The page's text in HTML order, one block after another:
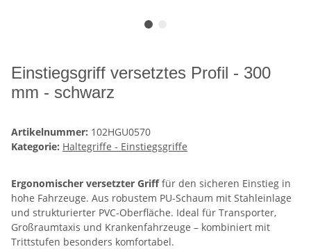
Einstiegsgriff versetztes Profil - 300
mm - schwarz
Artikelnummer: 102HGU0570
Kategorie: Haltegriffe - Einstiegsgriffe
Ergonomischer versetzter Grifffür den sicheren Einstieg in
hohe Fahrzeuge. Aus robustem PU-Schaum mit Stahleinlage
und strukturierter PVC-Oberfläche. Ideal für Transporter,
Großraumtaxis und Krankenfahrzeuge – kombiniert mit
Trittstufen besonders komfortabel.